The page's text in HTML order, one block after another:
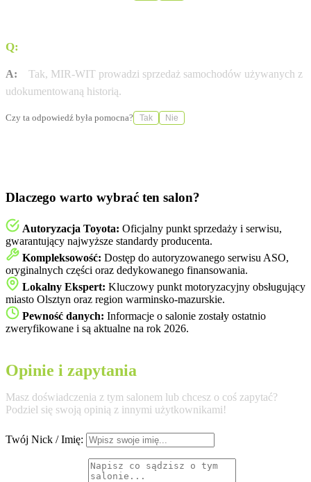
Q:
A:
Tak, MIR-WIT prowadzi sprzedaż samochodów używanych z
udokumentowaną historią.
Czy ta odpowiedź była pomocna? Tak Nie
Dlaczego warto wybrać ten salon?
Autoryzacja Toyota: Oficjalny punkt sprzedaży i serwisu,
gwarantujący najwyższe standardy producenta.
Kompleksowość: Dostęp do autoryzowanego serwisu ASO,
oryginalnych części oraz dedykowanego finansowania.
Lokalny Ekspert: Kluczowy punkt motoryzacyjny obsługujący
miasto Olsztyn oraz region warminsko-mazurskie.
Pewność danych: Informacje o salonie zostały ostatnio
zweryfikowane i są aktualne na rok 2026.
Opinie i zapytania
Masz doświadczenia z tym salonem lub chcesz o coś zapytać?
Podziel się swoją opinią z innymi użytkownikami!
Twój Nick / Imię: